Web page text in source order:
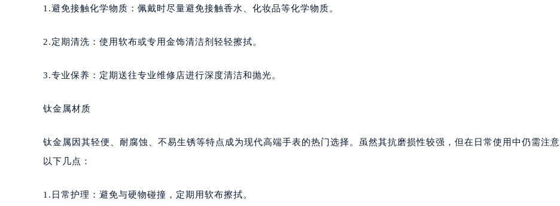
1.避免接触化学物质：佩戴时尽量避免接触香水、化妆品等化学物质。
2.定期清洗：使用软布或专用金饰清洁剂轻轻擦拭。
3.专业保养：定期送往专业维修店进行深度清洁和抛光。
钛金属材质
钛金属因其轻便、耐腐蚀、不易生锈等特点成为现代高端手表的热门选择。虽然其抗磨损性较强，但在日常使用中仍需注意
以下几点：
1.日常护理：避免与硬物碰撞，定期用软布擦拭。